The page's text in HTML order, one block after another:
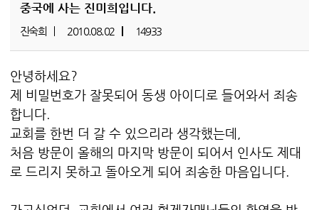
중국에 사는 진미희입니다.
진숙희 2010.08.02 14933
안녕하세요?
제 비밀번호가 잘못되어 동생 아이디로 들어와서 죄송
합니다.
교회를 한번 더 갈 수 있으리라 생각했는데,
처음 방문이 올해의 마지막 방문이 되어서 인사도 제대
로 드리지 못하고 돌아오게 되어 죄송한 마음입니다.